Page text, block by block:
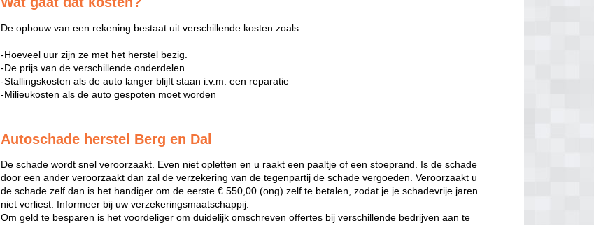
De opbouw van een rekening bestaat uit verschillende kosten zoals :
-Hoeveel uur zijn ze met het herstel bezig.
-De prijs van de verschillende onderdelen
-Stallingskosten als de auto langer blijft staan i.v.m. een reparatie
-Milieukosten als de auto gespoten moet worden
Autoschade herstel Berg en Dal
De schade wordt snel veroorzaakt. Even niet opletten en u raakt een paaltje of een stoeprand. Is de schade
door een ander veroorzaakt dan zal de verzekering van de tegenpartij de schade vergoeden. Veroorzaakt u
de schade zelf dan is het handiger om de eerste € 550,00 (ong) zelf te betalen, zodat je je schadevrije jaren
niet verliest. Informeer bij uw verzekeringsmaatschappij.
Om geld te besparen is het voordeliger om duidelijk omschreven offertes bij verschillende bedrijven aan te